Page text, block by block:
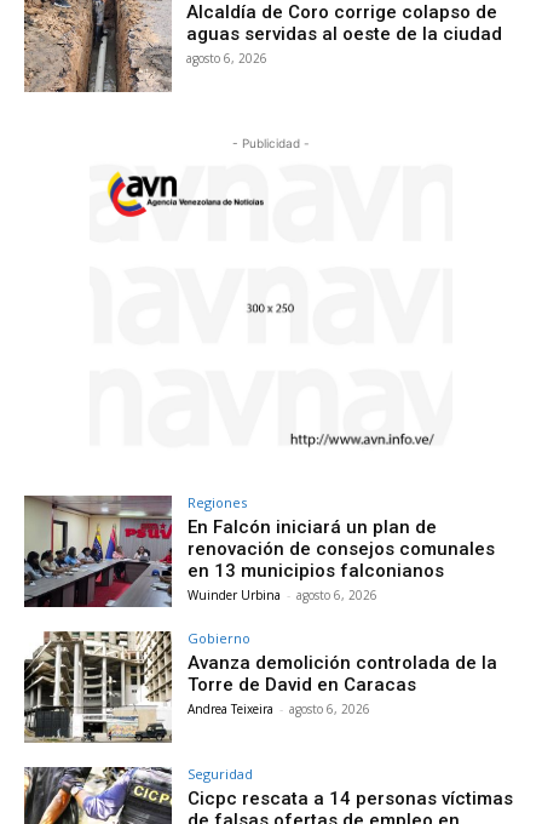
Alcaldía de Coro corrige colapso de
aguas servidas al oeste de la ciudad
agosto 6, 2026
- Publicidad -
Regiones
En Falcón iniciará un plan de
renovación de consejos comunales
en 13 municipios falconianos
Wuinder Urbina - agosto 6, 2026
Gobierno
Avanza demolición controlada de la
Torre de David en Caracas
Andrea Teixeira - agosto 6, 2026
Seguridad
Cicpc rescata a 14 personas víctimas